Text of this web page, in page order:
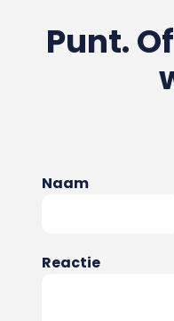
Punt.
Naam
Reactie